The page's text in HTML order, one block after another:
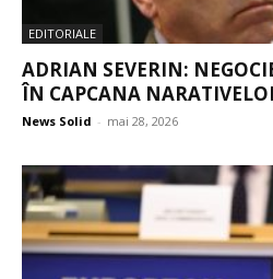
EDITORIALE
ADRIAN SEVERIN:
ÎN CAPCANA
News Solid - mai 28, 2026